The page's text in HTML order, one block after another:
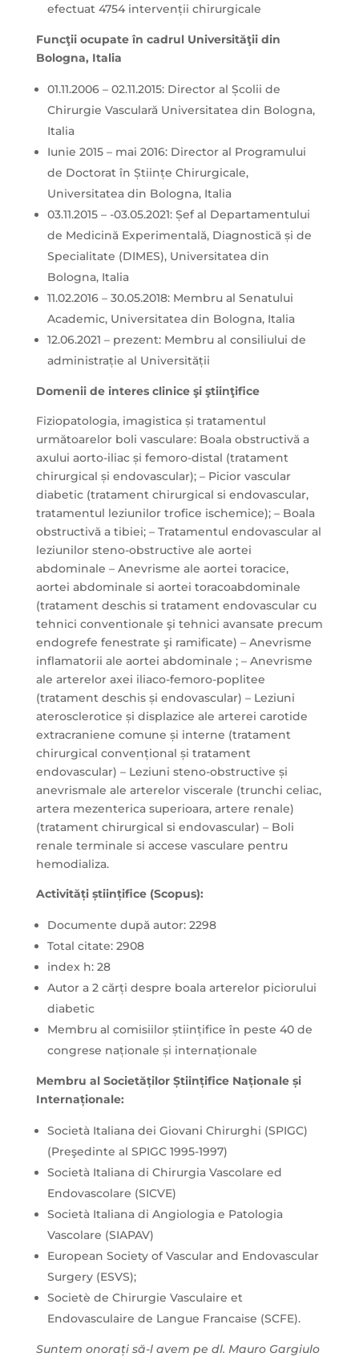
efectuat 4754 intervenții chirurgicale
Funcţii ocupate în cadrul Universităţii din
Bologna, Italia
01.11.2006 – 02.11.2015: Director al Școlii de
Chirurgie Vasculară Universitatea din Bologna,
Italia
Iunie 2015 – mai 2016: Director al Programului
de Doctorat în Științe Chirurgicale,
Universitatea din Bologna, Italia
03.11.2015 – -03.05.2021: Șef al Departamentului
de Medicină Experimentală, Diagnostică și de
Specialitate (DIMES), Universitatea din
Bologna, Italia
11.02.2016 – 30.05.2018: Membru al Senatului
Academic, Universitatea din Bologna, Italia
12.06.2021 – prezent: Membru al consiliului de
administrație al Universității
Domenii de interes clinice şi ştiinţifice
Fiziopatologia, imagistica și tratamentul
următoarelor boli vasculare: Boala obstructivă a
axului aorto-iliac și femoro-distal (tratament
chirurgical și endovascular); – Picior vascular
diabetic (tratament chirurgical si endovascular,
tratamentul leziunilor trofice ischemice); – Boala
obstructivă a tibiei; – Tratamentul endovascular al
leziunilor steno-obstructive ale aortei
abdominale – Anevrisme ale aortei toracice,
aortei abdominale si aortei toracoabdominale
(tratament deschis si tratament endovascular cu
tehnici conventionale şi tehnici avansate precum
endogrefe fenestrate şi ramificate) – Anevrisme
inflamatorii ale aortei abdominale ; – Anevrisme
ale arterelor axei iliaco-femoro-poplitee
(tratament deschis și endovascular) – Leziuni
aterosclerotice și displazice ale arterei carotide
extracraniene comune și interne (tratament
chirurgical convențional și tratament
endovascular) – Leziuni steno-obstructive și
anevrismale ale arterelor viscerale (trunchi celiac,
artera mezenterica superioara, artere renale)
(tratament chirurgical si endovascular) – Boli
renale terminale si accese vasculare pentru
hemodializa.
Activități științifice (Scopus):
Documente după autor: 2298
Total citate: 2908
index h: 28
Autor a 2 cărți despre boala arterelor piciorului
diabetic
Membru al comisiilor științifice în peste 40 de
congrese naționale și internaționale
Membru al Societăților Științifice Naționale și
Internaționale:
Società Italiana dei Giovani Chirurghi (SPIGC)
(Preşedinte al SPIGC 1995-1997)
Società Italiana di Chirurgia Vascolare ed
Endovascolare (SICVE)
Società Italiana di Angiologia e Patologia
Vascolare (SIAPAV)
European Society of Vascular and Endovascular
Surgery (ESVS);
Societè de Chirurgie Vasculaire et
Endovasculaire de Langue Francaise (SCFE).
Suntem onorați să-l avem pe dl. Mauro Gargiulo